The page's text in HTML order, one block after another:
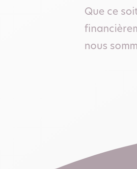
Que ce
nous